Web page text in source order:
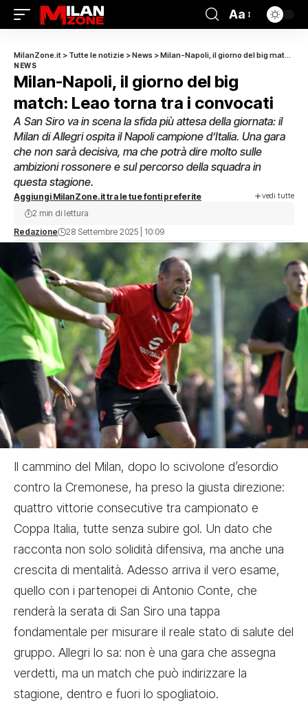
Aa
MilanZone.it > Tutte le notizie >News >Milan-Napoli, il giorno del big match: Leao torna tra i convocati
NEWS
Milan-Napoli, il giorno del big
match: Leao torna tra i convocati
A San Siro va in scena la sfida più attesa della giornata: il
Milan di Allegri ospita il Napoli campione d’Italia. Una gara
che non sarà decisiva, ma che potrà dire molto sulle
ambizioni rossonere e sul percorso della squadra in
questa stagione.
Aggiungi MilanZone.it tra le tue fonti preferite vedi tutte
Redazione 28 Settembre 2025 | 10:09
2 min di lettura
Il cammino del Milan, dopo lo scivolone d’esordio
contro la Cremonese, ha preso la giusta direzione:
quattro vittorie consecutive tra campionato e
Coppa Italia, tutte senza subire gol. Un dato che
racconta non solo solidità difensiva, ma anche una
crescita di mentalità. Adesso arriva il vero esame,
quello con i partenopei di Antonio Conte, che
renderà la serata di San Siro una tappa
fondamentale per misurare il reale stato di salute del
gruppo. Allegri lo sa: non è una gara che assegna
verdetti, ma un match che può indirizzare la
stagione, dentro e fuori lo spogliatoio.